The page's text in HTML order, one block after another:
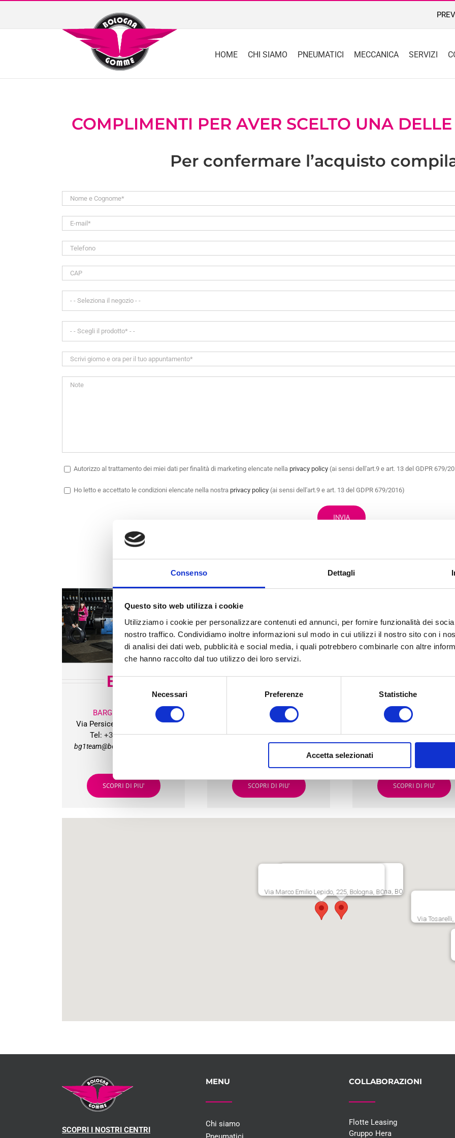
Consenso Dettagli
Questo sito web utilizza i cookie
Utilizziamo i cookie per personalizzare contenuti ed annunci, per fornire funzionalità dei
nostro traffico. Condividiamo inoltre informazioni sul modo in cui utilizzi il nostro sito con i
di analisi dei dati web, pubblicità e social media, i quali potrebbero combinarle con altre
che hanno raccolto dal tuo utilizzo dei loro servizi.
Selezione
Necessari Preferenze Statistiche
Accetta selezionati
content
HOME CHI SIAMO PNEUMATICI MECCANICA SERVIZI
COMPLIMENTI PER AVER SCELTO UNA
Per confermare l’acquisto
Autorizzo al trattamento dei miei dati per finalità di marketing elencate nella privacy policy (ai sensi dell'art.9 e art. 13 del GDPR 679/
Ho letto e accettato le condizioni elencate nella nostra privacy policy (ai sensi dell'art.9 e art. 13 del GDPR 679/2016)
OppureCHIAMAoPASSA A TROVARCIin uno dei nostri
BG1
BARGELLINO (BO)
Via Persicetana Vecchia, 20
Tel: +39 051 406215
bg1team@bolognagomme.com
SCOPRI DI PIU’
BG2
BORGO PANIGALE (BO)
Via Marco Emilio Lepido, 225
Tel:+39 051 404517
bg2team@bolognagomme.com
SCOPRI DI PIU’
BG3
VILLANOVA
Via Tosarelli, 296/2
Tel:+39 051 781203
SCOPRI DI PIU’
Via Persicetana Vecchia, 20, Bologna, BO
Via Marco Emilio Lepido, 225, Bologna, BO
Via
SCOPRI I NOSTRI CENTRI
MENU
Chi siamo
COLLABORAZIONI
Flotte Leasing
Gruppo Hera